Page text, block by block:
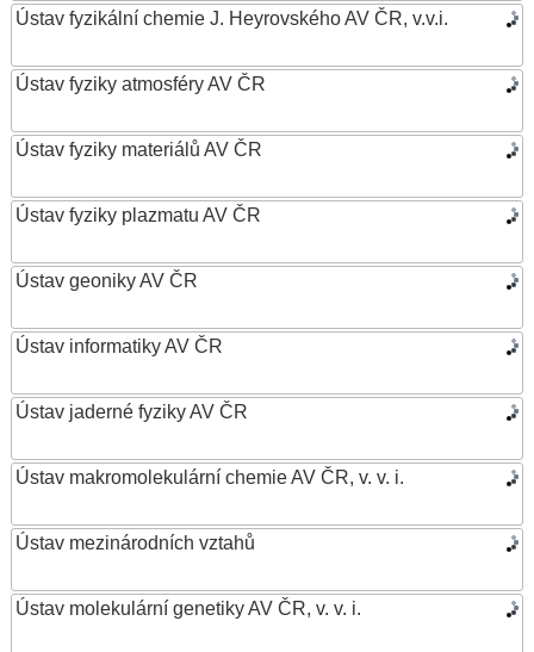
Ústav fyzikální chemie J. Heyrovského AV ČR, v.v.i.
Ústav fyziky atmosféry AV ČR
Ústav fyziky materiálů AV ČR
Ústav fyziky plazmatu AV ČR
Ústav geoniky AV ČR
Ústav informatiky AV ČR
Ústav jaderné fyziky AV ČR
Ústav makromolekulární chemie AV ČR, v. v. i.
Ústav mezinárodních vztahů
Ústav molekulární genetiky AV ČR, v. v. i.